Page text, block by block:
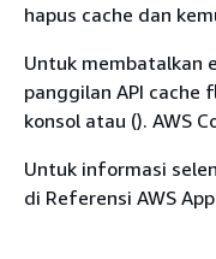
hapus cache dan
Untuk membatalkan
panggilan API cache
konsol atau (). AWS
Untuk informasi
di Referensi AWS